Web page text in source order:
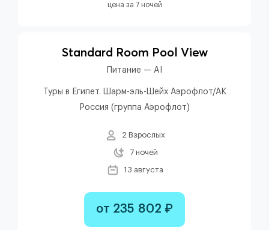
цена за 7 ночей
Standard Room Pool View
Питание — AI
Туры в Египет. Шарм-эль-Шейх Аэрофлот/АК
Россия (группа Аэрофлот)
2 Взрослых
7 ночей
13 августа
от 235 802 ₽